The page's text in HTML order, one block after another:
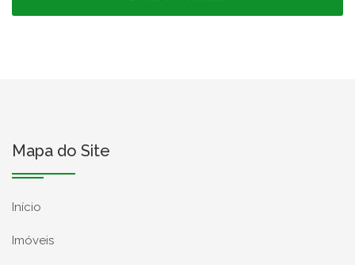
Mapa do Site
Início
Imóveis